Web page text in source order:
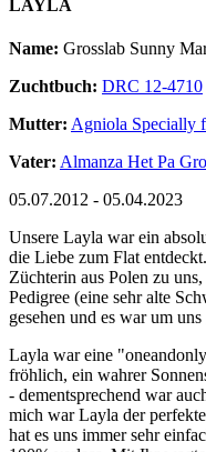
LAYLA
Name: Grosslab Sunny
Zuchtbuch: DRC 12-4710
Mutter: Agniola Specially
Vater: Almanza Het Pa
05.07.2012 - 05.04.2023
Unsere Layla war ein
die Liebe zum Flat
Züchterin aus Polen zu
Pedigree (eine sehr alte
gesehen und es war um
Layla war eine
fröhlich, ein wahrer
- dementsprechend war
mich war Layla der
hat es uns immer sehr